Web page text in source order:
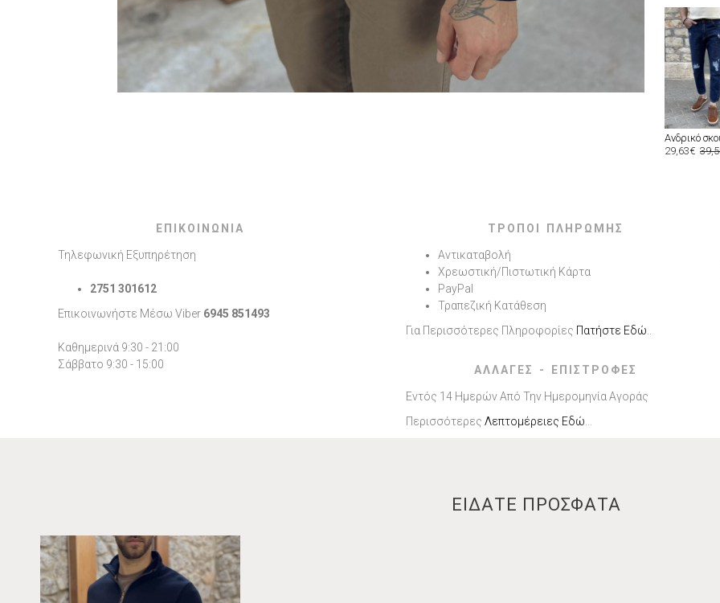
29,63€
ΕΠΙΚΟΙΝΩΝΙΑ
Τηλεφωνική Εξυπηρέτηση
2751 301612
Επικοινωνήστε Μέσω Viber 6945 851493
Καθημερινά 9:30 - 21:00
Σάββατο 9:30 - 15:00
ΤΡΟΠΟΙ ΠΛΗΡΩΜΗΣ
Αντικαταβολή
Χρεωστική/Πιστωτική Κάρτα
PayPal
Τραπεζική Κατάθεση
Για Περισσότερες Πληροφορίες Πατήστε Εδώ
ΑΛΛΑΓΕΣ - ΕΠΙΣΤΡΟΦΕΣ
Εντός 14 Ημερών Από Την Ημερομηνία Αγοράς
ΠερισσότερεςΛεπτομέρειες Εδώ
ΕΙΔΑΤΕ ΠΡΟΣΦΑΤΑ